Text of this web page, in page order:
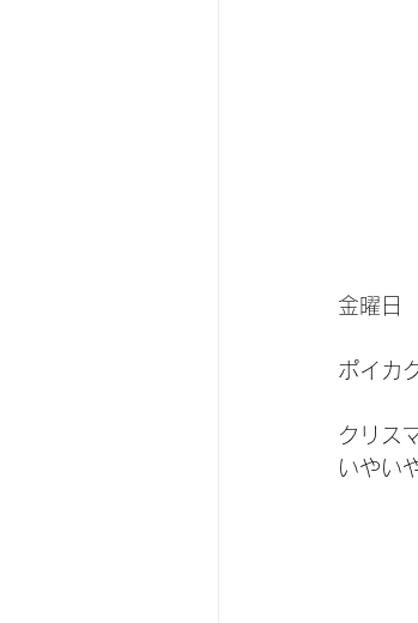
金曜日
ポイカ
クリス
いやい